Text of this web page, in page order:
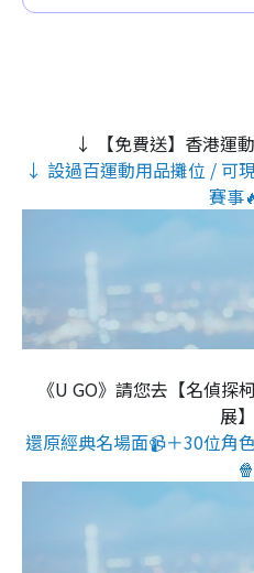
↓ 【免費送】香港運
↓ 設過百運動用品攤位 / 可
賽事
《U GO》請您去【名偵探
展
還原經典名場面📹＋30位角
🍿